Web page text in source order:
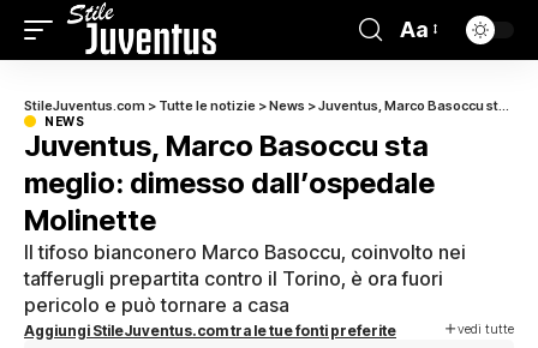
Aa
StileJuventus.com > Tutte le notizie >News >Juventus, Marco Basoccu sta meglio: dimesso dall’ospedale Molinette
NEWS
Juventus, Marco Basoccu sta
meglio: dimesso dall’ospedale
Molinette
Il tifoso bianconero Marco Basoccu, coinvolto nei
tafferugli prepartita contro il Torino, è ora fuori
pericolo e può tornare a casa
Aggiungi StileJuventus.com tra le tue fonti preferite vedi tutte